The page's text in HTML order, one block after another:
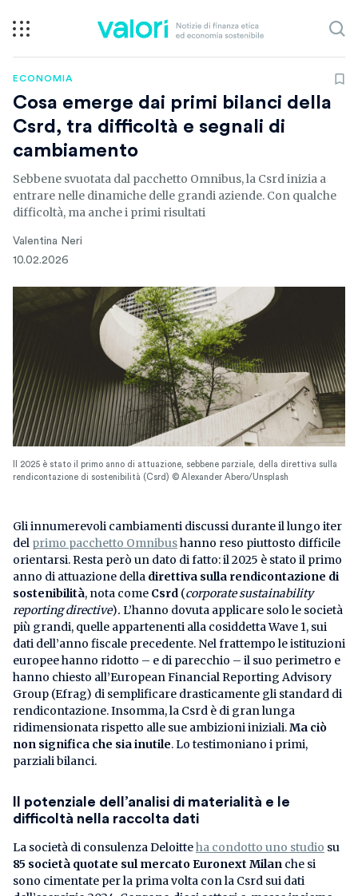
ECONOMIA
Cosa emerge dai primi bilanci della
Csrd, tra difficoltà e segnali di
cambiamento
Sebbene svuotata dal pacchetto Omnibus, la Csrd inizia a
entrare nelle dinamiche delle grandi aziende. Con qualche
difficoltà, ma anche i primi risultati
Valentina Neri
10.02.2026
Il 2025 è stato il primo anno di attuazione, sebbene parziale, della direttiva sulla
rendicontazione di sostenibilità (Csrd) © Alexander Abero/Unsplash
Gli innumerevoli cambiamenti discussi durante il lungo iter
del primo pacchetto Omnibushanno reso piuttosto difficile
orientarsi. Resta però un dato di fatto: il 2025 è stato il primo
anno di attuazione della direttiva sulla rendicontazione di
sostenibilità, nota come Csrd (corporate sustainability
reporting directive). L’hanno dovuta applicare solo le società
più grandi, quelle appartenenti alla cosiddetta Wave 1, sui
dati dell’anno fiscale precedente. Nel frattempo le istituzioni
europee hanno ridotto – e di parecchio – il suo perimetro e
hanno chiesto all’European Financial Reporting Advisory
Group (Efrag) di semplificare drasticamente gli standard di
rendicontazione. Insomma, la Csrd è di gran lunga
ridimensionata rispetto alle sue ambizioni iniziali.Ma ciò
non significa che sia inutile. Lo testimoniano i primi,
parziali bilanci.
Il potenziale dell’analisi di materialità e le
difficoltà nella raccolta dati
La società di consulenza Deloitteha condotto uno studio su
85 società quotate sul mercato Euronext Milan che si
sono cimentate per la prima volta con la Csrd sui dati